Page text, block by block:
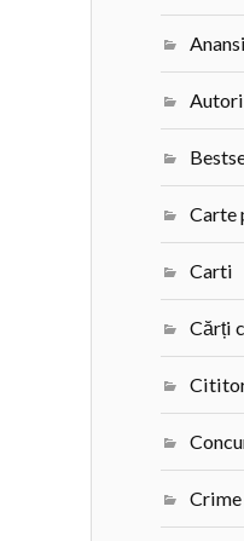
Carte
Carti
Cărți
Crime